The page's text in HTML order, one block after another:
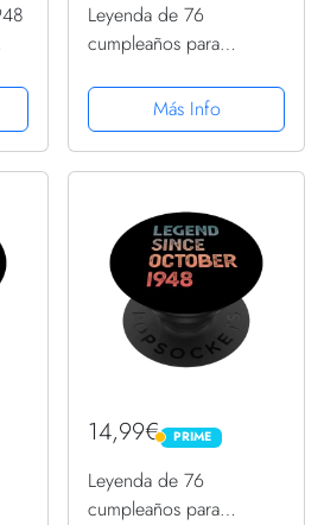
Leyenda de 76
cumpleaños para
desde octubre de 1948
PopSockets PopGrip
Intercambiable
Más Info
14,99€ PRIME
PRIME
Leyenda de 76
cumpleaños para